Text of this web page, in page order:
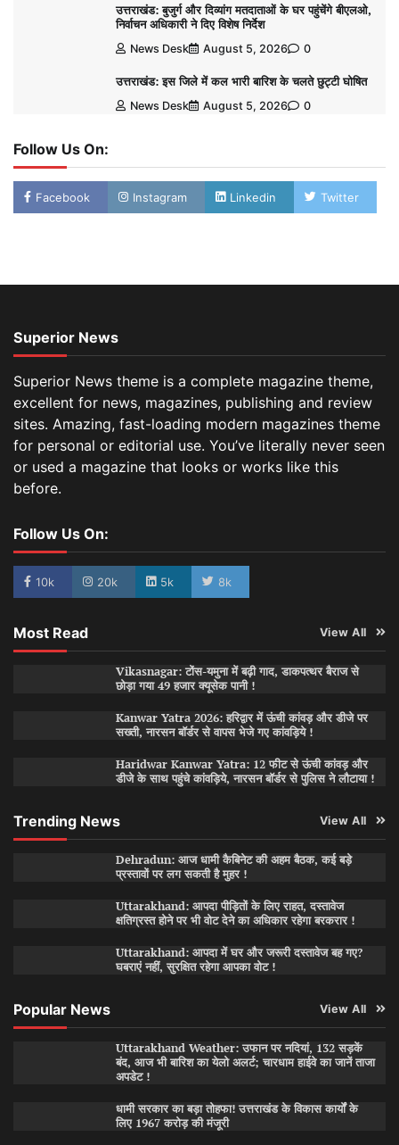
उत्तराखंड: बुजुर्ग और दिव्यांग मतदाताओं के घर पहुंचेंगे बीएलओ,
निर्वाचन अधिकारी ने दिए विशेष निर्देश
News Desk August 5, 2026 0
उत्तराखंड: इस जिले में कल भारी बारिश के चलते छुट्टी घोषित
News Desk August 5, 2026 0
Follow Us On:
Facebook Instagram Linkedin Twitter
Superior News
Superior News theme is a complete magazine theme,
excellent for news, magazines, publishing and review
sites. Amazing, fast-loading modern magazines theme
for personal or editorial use. You’ve literally never seen
or used a magazine that looks or works like this
before.
Follow Us On:
10k 20k 5k 8k
Most Read View All
Vikasnagar: टोंस-यमुना में बढ़ी गाद, डाकपत्थर बैराज से
छोड़ा गया 49 हजार क्यूसेक पानी !
Kanwar Yatra 2026: हरिद्वार में ऊंची कांवड़ और डीजे पर
सख्ती, नारसन बॉर्डर से वापस भेजे गए कांवड़िये !
Haridwar Kanwar Yatra: 12 फीट से ऊंची कांवड़ और
डीजे के साथ पहुंचे कांवड़िये, नारसन बॉर्डर से पुलिस ने लौटाया !
Trending News View All
Dehradun: आज धामी कैबिनेट की अहम बैठक, कई बड़े
प्रस्तावों पर लग सकती है मुहर !
Uttarakhand: आपदा पीड़ितों के लिए राहत, दस्तावेज
क्षतिग्रस्त होने पर भी वोट देने का अधिकार रहेगा बरकरार !
Uttarakhand: आपदा में घर और जरूरी दस्तावेज बह गए?
घबराएं नहीं, सुरक्षित रहेगा आपका वोट !
Popular News View All
Uttarakhand Weather: उफान पर नदियां, 132 सड़कें
बंद, आज भी बारिश का येलो अलर्ट; चारधाम हाईवे का जानें ताजा
अपडेट !
धामी सरकार का बड़ा तोहफा! उत्तराखंड के विकास कार्यों के
लिए 1967 करोड़ की मंजूरी